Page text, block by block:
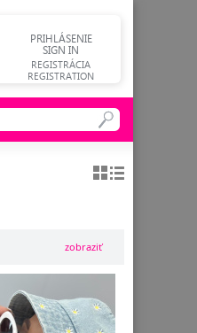
PRIHLÁSENIE
SIGN IN
REGISTRÁCIA
REGISTRATION
zobraziť